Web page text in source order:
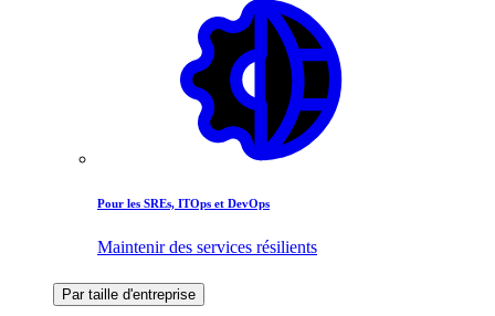
Pour les SREs, ITOps et DevOps
Maintenir des services résilients
Par taille d'entreprise